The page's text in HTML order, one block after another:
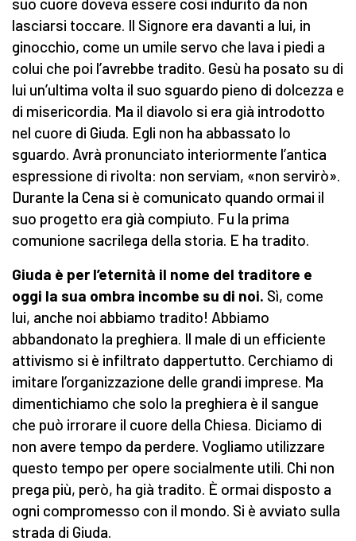
suo cuore doveva essere così indurito da non
lasciarsi toccare. Il Signore era davanti a lui, in
ginocchio, come un umile servo che lava i piedi a
colui che poi l’avrebbe tradito. Gesù ha posato su di
lui un’ultima volta il suo sguardo pieno di dolcezza e
di misericordia. Ma il diavolo si era già introdotto
nel cuore di Giuda. Egli non ha abbassato lo
sguardo. Avrà pronunciato interiormente l’antica
espressione di rivolta: non serviam, «non servirò».
Durante la Cena si è comunicato quando ormai il
suo progetto era già compiuto. Fu la prima
comunione sacrilega della storia. E ha tradito.
Giuda è per l’eternità il nome del traditore e
oggi la sua ombra incombe su di noi. Sì, come
lui, anche noi abbiamo tradito! Abbiamo
abbandonato la preghiera. Il male di un efficiente
attivismo si è infiltrato dappertutto. Cerchiamo di
imitare l’organizzazione delle grandi imprese. Ma
dimentichiamo che solo la preghiera è il sangue
che può irrorare il cuore della Chiesa. Diciamo di
non avere tempo da perdere. Vogliamo utilizzare
questo tempo per opere socialmente utili. Chi non
prega più, però, ha già tradito. È ormai disposto a
ogni compromesso con il mondo. Si è avviato sulla
strada di Giuda.